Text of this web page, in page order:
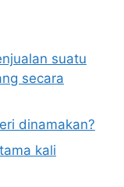
suatu
secara
dinamakan?
kali